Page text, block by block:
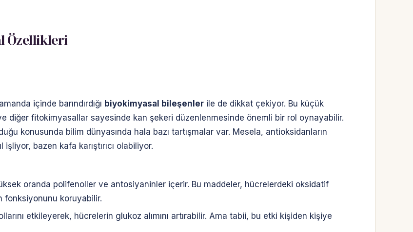
Özellikleri
içinde barındırdığı biyokimyasal bileşenlerile de dikkat çekiyor. Bu küçük
diğer fitokimyasallar sayesinde kan şekeri düzenlenmesinde önemli bir rol oynayabilir.
konusunda bilim dünyasında hala bazı tartışmalar var. Mesela, antioksidanların
bazen kafa karıştırıcı olabiliyor.
oranda polifenoller ve antosiyaninler içerir. Bu maddeler, hücrelerdeki oksidatif
fonksiyonunu koruyabilir.
etkileyerek, hücrelerin glukoz alımını artırabilir. Ama tabii, bu etki kişiden kişiye